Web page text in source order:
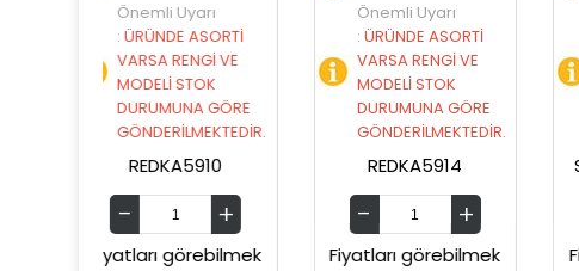
Önemli Uyarı
:ÜRÜNDE ASORTİ
VARSA RENGİ VE
MODELİ STOK
DURUMUNA GÖRE
GÖNDERİLMEKTEDİR.
REDKA5914
Fiyatları görebilmek
Önemli Uyarı
:ÜRÜNDE ASORTİ
VARSA RENGİ VE
MODELİ STOK
DURUMUNA GÖRE
GÖNDERİLMEKTEDİR.
SUNMAN00006049
Fiyatları görebilmek